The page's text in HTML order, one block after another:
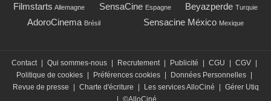
Filmstarts Allemagne SensaCine Espagne Beyazperde Turquie
AdoroCinema Brésil Sensacine México Mexique
Contact Qui sommes-nous Recrutement Publicité CGU CGV
Politique de cookies
Préférences cookies Données Personnelles
Revue de presse
Charte d'écriture Les services AlloCiné
Gérer Utiq